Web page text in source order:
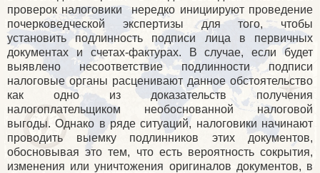
проверок налоговики нередко инициируют проведение
почерковедческой экспертизы для того, чтобы
установить подлинность подписи лица в первичных
документах и счетах-фактурах. В случае, если будет
выявлено несоответствие подлинности подписи
налоговые органы расценивают данное обстоятельство
как одно из доказательств получения
налогоплательщиком необоснованной налоговой
выгоды. Однако в ряде ситуаций, налоговики начинают
проводить выемку подлинников этих документов,
обосновывая это тем, что есть вероятность сокрытия,
изменения или уничтожения оригиналов документов, в